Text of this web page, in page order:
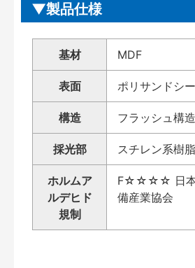
製品仕様
基材 MDF
表面 ポリサンドシ
構造 フラッシュ構造
採光部 スチレン系樹脂
ホルムア
ルデヒド
規制
F☆☆☆☆ 日本
備産業協会